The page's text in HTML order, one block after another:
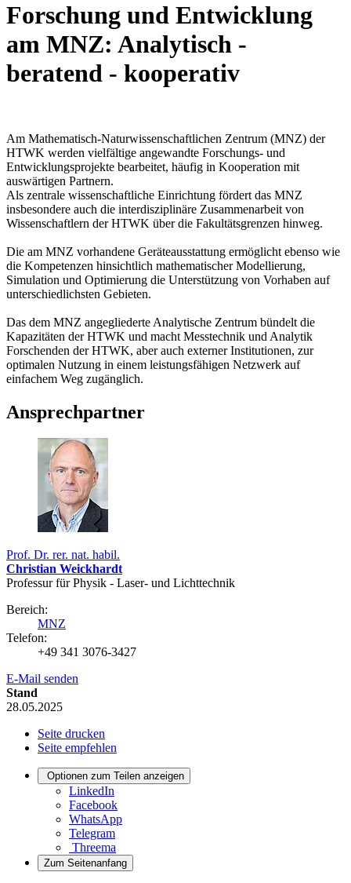
Forschung und Entwicklung
am MNZ: Analytisch -
beratend - kooperativ
Am Mathematisch-Naturwissenschaftlichen Zentrum (MNZ) der
HTWK werden vielfältige angewandte Forschungs- und
Entwicklungsprojekte bearbeitet, häufig in Kooperation mit
auswärtigen Partnern.
Als zentrale wissenschaftliche Einrichtung fördert das MNZ
insbesondere auch die interdisziplinäre Zusammenarbeit von
Wissenschaftlern der HTWK über die Fakultätsgrenzen hinweg.
Die am MNZ vorhandene Geräteausstattung ermöglicht ebenso wie
die Kompetenzen hinsichtlich mathematischer Modellierung,
Simulation und Optimierung die Unterstützung von Vorhaben auf
unterschiedlichsten Gebieten.
Das dem MNZ angegliederte Analytische Zentrum bündelt die
Kapazitäten der HTWK und macht Messtechnik und Analytik
Forschenden der HTWK, aber auch externer Institutionen, zur
optimalen Nutzung in einem leistungsfähigen Netzwerk auf
einfachem Weg zugänglich.
Ansprechpartner
Prof. Dr. rer. nat. habil.
Christian Weickhardt
Professur für Physik - Laser- und Lichttechnik
Bereich:
MNZ
Telefon:
+49 341 3076-3427
E-Mail senden
Stand
28.05.2025
Seite drucken
Seite empfehlen
Optionen zum Teilen anzeigen
LinkedIn
Facebook
WhatsApp
Telegram
Threema
Zum Seitenanfang